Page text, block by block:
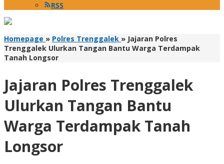
RSS
Homepage » Polres Trenggalek » Jajaran Polres
Trenggalek Ulurkan Tangan Bantu Warga Terdampak
Tanah Longsor
Jajaran Polres Trenggalek
Ulurkan Tangan Bantu
Warga Terdampak Tanah
Longsor